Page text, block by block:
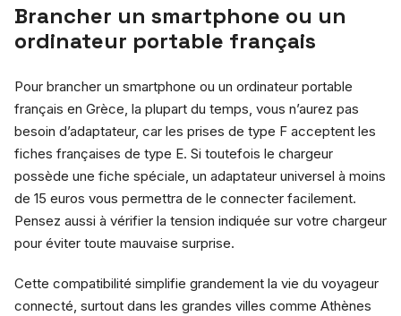
Brancher un smartphone ou un
ordinateur portable français
Pour brancher un smartphone ou un ordinateur portable
français en Grèce, la plupart du temps, vous n’aurez pas
besoin d’adaptateur, car les prises de type F acceptent les
fiches françaises de type E. Si toutefois le chargeur
possède une fiche spéciale, un adaptateur universel à moins
de 15 euros vous permettra de le connecter facilement.
Pensez aussi à vérifier la tension indiquée sur votre chargeur
pour éviter toute mauvaise surprise.
Cette compatibilité simplifie grandement la vie du voyageur
connecté, surtout dans les grandes villes comme Athènes